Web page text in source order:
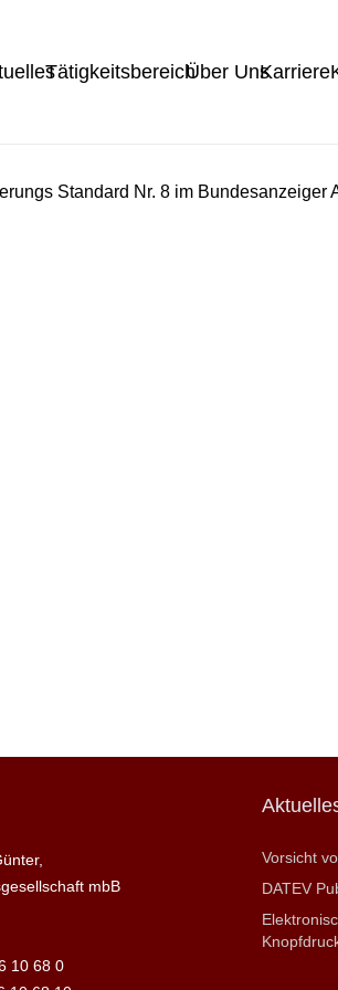
TätigkeitsbereichÜber UnsKarriere
Standard Nr. 8 im Bundesanzeiger
mbB
10 68 0
Vorsicht
DATEV